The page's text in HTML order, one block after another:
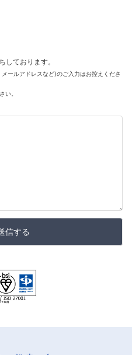
しております。
ールアドレスなど)のご入力はお控えくださ
い。
信する